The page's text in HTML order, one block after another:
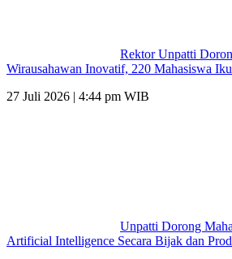
Rektor Unpatti
Wirausahawan Inovatif, 220 Mahasiswa
27 Juli 2026 | 4:44 pm WIB
Unpatti Dorong
Artificial Intelligence Secara Bijak dan